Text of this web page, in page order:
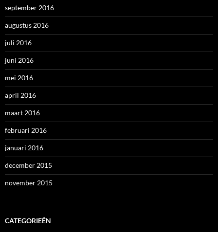
september 2016
augustus 2016
juli 2016
juni 2016
mei 2016
april 2016
maart 2016
februari 2016
januari 2016
december 2015
november 2015
CATEGORIEËN